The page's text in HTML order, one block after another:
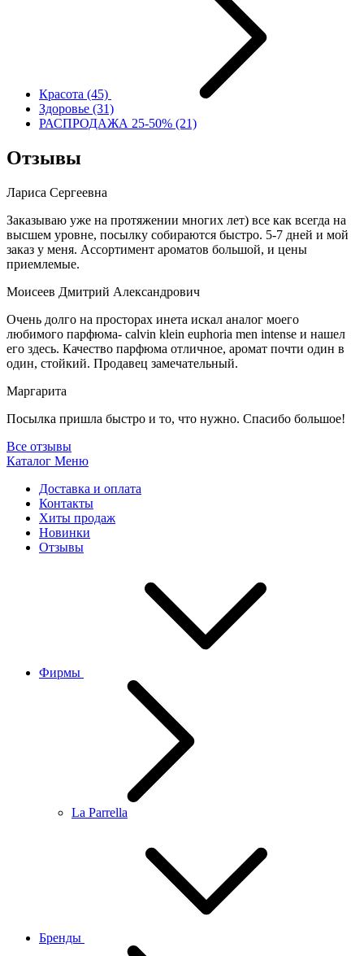
Красота (45)
Здоровье (31)
РАСПРОДАЖА 25-50% (21)
Отзывы
Лариса Сергеевна
Заказываю уже на протяжении многих лет) все как всегда на
высшем уровне, посылку собираются быстро. 5-7 дней и мой
заказ у меня. Ассортимент ароматов большой, и цены
приемлемые.
Моисеев Дмитрий Александрович
Очень долго на просторах инета искал аналог моего
любимого парфюма- calvin klein euphoria men intense и нашел
его здесь. Качество парфюма отличное, аромат почти один в
один, стойкий. Продавец замечательный.
Маргарита
Посылка пришла быстро и то, что нужно. Спасибо большое!
Все отзывы
Каталог Меню
Доставка и оплата
Контакты
Хиты продаж
Новинки
Отзывы
Фирмы
La Parrella
Бренды